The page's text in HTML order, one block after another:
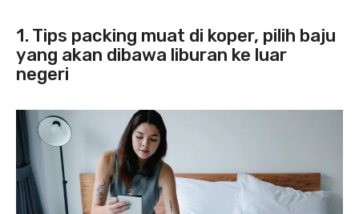
1. Tips packing muat di koper, pilih baju
yang akan dibawa liburan ke luar
negeri